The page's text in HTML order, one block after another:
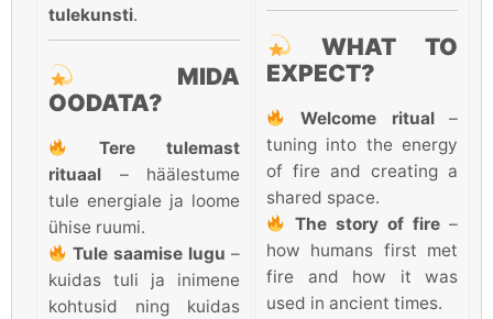
tulekunsti.
MIDA
OODATA?
Tere tulemast
rituaal – häälestume
tule energiale ja loome
ühise ruumi.
Tule saamise lugu –
kuidas tuli ja inimene
kohtusid ning kuidas
WHAT TO
EXPECT?
Welcome ritual–
tuning into the energy
of fire and creating a
shared space.
The story of fire–
how humans first met
fire and how it was
used in ancient times.